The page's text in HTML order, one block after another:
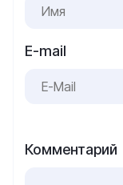
E-mail
Комментарий